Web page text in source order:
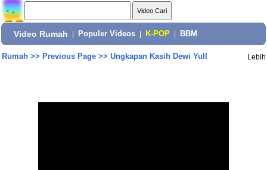
Video Rumah Populer Videos K-POP BBM
Rumah>> Previous Page>> Ungkapan Kasih Dewi Yull Lebih